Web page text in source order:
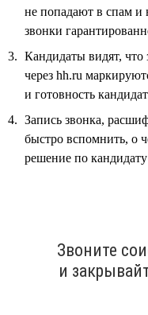
не попадают в спам и
звонки
Кандидаты видят,
через hh.ru
и готовность
Запись звонка,
быстро вспомнить, о
решение по кандидату
Звоните
и